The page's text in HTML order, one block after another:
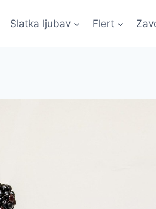
Slatka ljubav Flert